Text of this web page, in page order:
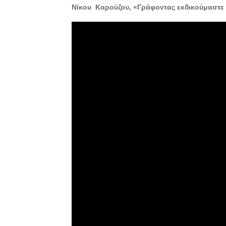
Νίκου Καρούζου, «Γράφοντας